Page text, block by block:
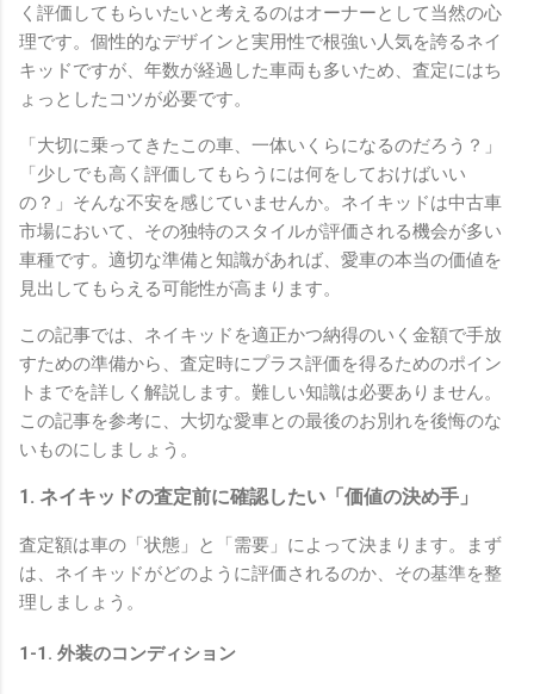
く評価してもらいたいと考えるのはオーナーとして当然の心
理です。個性的なデザインと実用性で根強い人気を誇るネイ
キッドですが、年数が経過した車両も多いため、査定にはち
ょっとしたコツが必要です。
「大切に乗ってきたこの車、一体いくらになるのだろう？」
「少しでも高く評価してもらうには何をしておけばいい
の？」そんな不安を感じていませんか。ネイキッドは中古車
市場において、その独特のスタイルが評価される機会が多い
車種です。適切な準備と知識があれば、愛車の本当の価値を
見出してもらえる可能性が高まります。
この記事では、ネイキッドを適正かつ納得のいく金額で手放
すための準備から、査定時にプラス評価を得るためのポイン
トまでを詳しく解説します。難しい知識は必要ありません。
この記事を参考に、大切な愛車との最後のお別れを後悔のな
いものにしましょう。
1. ネイキッドの査定前に確認したい「価値の決め手」
査定額は車の「状態」と「需要」によって決まります。まず
は、ネイキッドがどのように評価されるのか、その基準を整
理しましょう。
1-1. 外装のコンディション